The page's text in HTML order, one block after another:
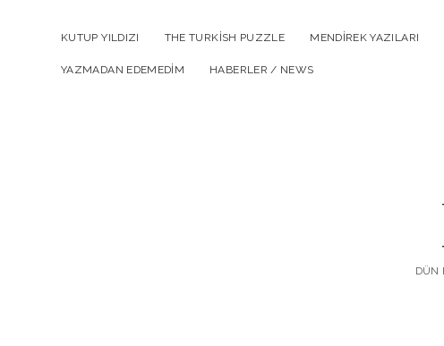
KUTUP YILDIZI THE TURKISH PUZZLE MENDIREK YAZILARI
YAZMADAN EDEMEDIM HABERLER / NEWS
DÜN